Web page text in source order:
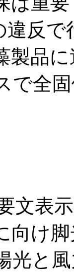
反で
製品
で全
文表示
け脚
光と